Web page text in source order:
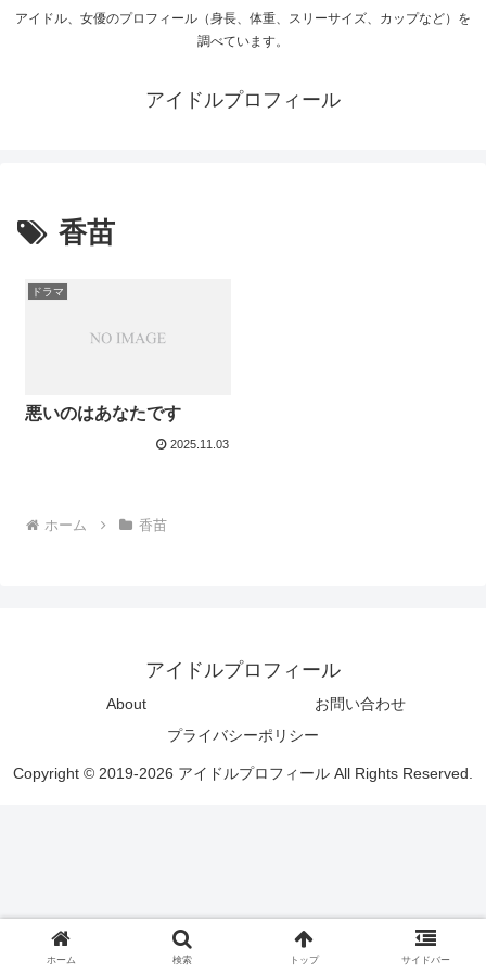
アイドル、女優のプロフィール（身長、体重、スリーサイズ、カップなど）を
調べています。
アイドルプロフィール
香苗
ドラマ
悪いのはあなたです
2025.11.03
ホーム 香苗
アイドルプロフィール
About
お問い合わせ
プライバシーポリシー
Copyright © 2019-2026 アイドルプロフィール All Rights Reserved.
ホーム 検索 トップ サイドバー